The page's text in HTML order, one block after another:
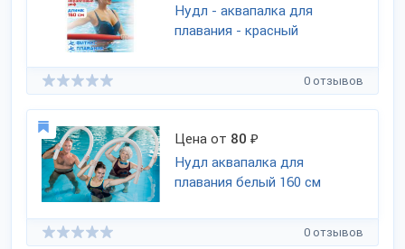
Нудл - аквапалка для
плавания - красный
0 отзывов
Цена от 80 ₽
Нудл аквапалка для
плавания белый 160 см
0 отзывов